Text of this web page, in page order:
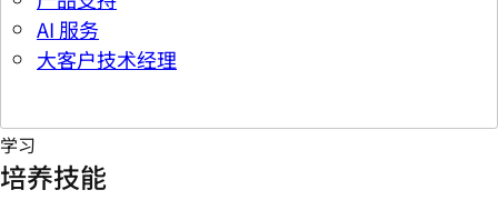
AI 服务
大客户技术经理
学习
培养技能